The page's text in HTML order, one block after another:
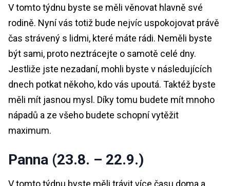
V tomto týdnu byste se měli věnovat hlavně své
rodině. Nyní vás totiž bude nejvíc uspokojovat právě
čas strávený s lidmi, které máte rádi. Neměli byste
být sami, proto neztrácejte o samotě celé dny.
Jestliže jste nezadaní, mohli byste v následujících
dnech potkat někoho, kdo vás upoutá. Taktéž byste
měli mít jasnou mysl. Díky tomu budete mít mnoho
nápadů a ze všeho budete schopní vytěžit
maximum.
Panna (23.8. – 22.9.)